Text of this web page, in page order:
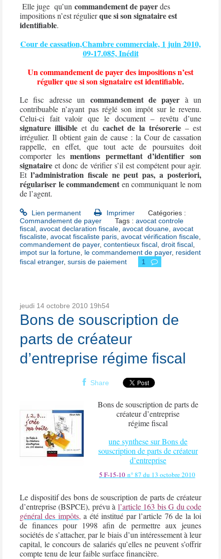
Elle juge qu’un commandement de payerdes
impositions n’est régulierque si son signataire est
identifiable.
Cour de cassation,Chambre commerciale, 1 juin 2010,
09-17.085, Inédit
Un commandement de payer des impositions n’est
régulier que si son signataire est identifiable.
Le fisc adresse un commandement de payer à un
contribuable n’ayant pas réglé son impôt sur le revenu.
Celui-ci fait valoir que le document – revêtu d’une
signature illisibleet du cachet de la trésorerie – est
irrégulier. Il obtient gain de cause : la Cour de cassation
rappelle, en effet, que tout acte de poursuites doit
comporter lesmentions permettant d’identifier son
signataire et donc de vérifier s’il est compétent pour agir.
Et l’administration fiscale ne peut pas, a posteriori,
régulariser le commandement en communiquant le nom
de l’agent.
Lien permanent Imprimer
Catégories :
Commandement de payer
Tags :avocat controle
fiscal avocat declaration fiscale avocat douane avocat
fiscaliste avocat fiscaliste paris avocat vérification fiscale
commandement de payer, contentieux fiscal droit fiscal
impot sur la fortune le commandement de payer, resident
fiscal etranger, sursis de paiement 1
jeudi 14 octobre 2010 19h54
Bons de souscription de
parts de créateur
d’entreprise régime fiscal
Share
Bons de souscription de parts de
créateur d’entreprise
régime fiscal
une synthese surBons de
souscription de parts de créateur
d’entreprise
5 F-15-10 n° 87 du 13 octobre 2010
Le dispositif des bons de souscription de parts de créateur
d’entreprise (BSPCE), prévu à l’article 163 bis G du code
général des impôts, a été institué par l’article 76 de la loi
de finances pour 1998 afin de permettre aux jeunes
sociétés de s’attacher, par le biais d’un intéressement à leur
capital, le concours de salariés qu’elles ne peuvent s’offrir
compte tenu de leur faible surface financière.